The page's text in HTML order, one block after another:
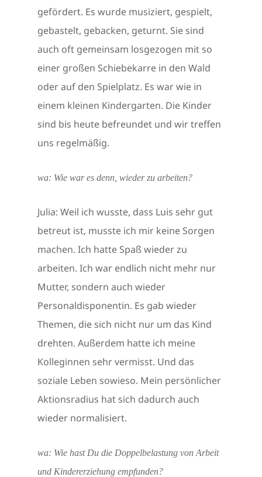
gefördert. Es wurde musiziert, gespielt,
gebastelt, gebacken, geturnt. Sie sind
auch oft gemeinsam losgezogen mit so
einer großen Schiebekarre in den Wald
oder auf den Spielplatz. Es war wie in
einem kleinen Kindergarten. Die Kinder
sind bis heute befreundet und wir treffen
uns regelmäßig.
wa: Wie war es denn, wieder zu arbeiten?
Julia: Weil ich wusste, dass Luis sehr gut
betreut ist, musste ich mir keine Sorgen
machen. Ich hatte Spaß wieder zu
arbeiten. Ich war endlich nicht mehr nur
Mutter, sondern auch wieder
Personaldisponentin. Es gab wieder
Themen, die sich nicht nur um das Kind
drehten. Außerdem hatte ich meine
Kolleginnen sehr vermisst. Und das
soziale Leben sowieso. Mein persönlicher
Aktionsradius hat sich dadurch auch
wieder normalisiert.
wa: Wie hast Du die Doppelbelastung von Arbeit
und Kindererziehung empfunden?